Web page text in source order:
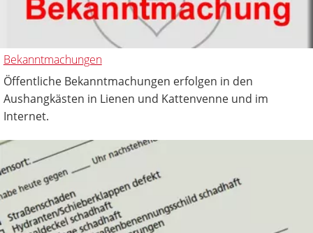
Bekanntmachungen
Öffentliche Bekanntmachungen erfolgen in den
Aushangkästen in Lienen und Kattenvenne und im
Internet.